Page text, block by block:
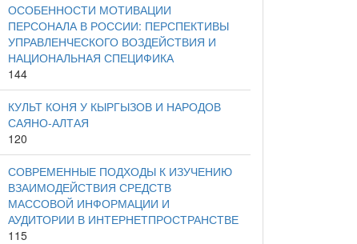
ОСОБЕННОСТИ МОТИВАЦИИ
ПЕРСОНАЛА В РОССИИ: ПЕРСПЕКТИВЫ
УПРАВЛЕНЧЕСКОГО ВОЗДЕЙСТВИЯ И
НАЦИОНАЛЬНАЯ СПЕЦИФИКА
144
КУЛЬТ КОНЯ У КЫРГЫЗОВ И НАРОДОВ
САЯНО-АЛТАЯ
120
СОВРЕМЕННЫЕ ПОДХОДЫ К ИЗУЧЕНИЮ
ВЗАИМОДЕЙСТВИЯ СРЕДСТВ
МАССОВОЙ ИНФОРМАЦИИ И
АУДИТОРИИ В ИНТЕРНЕТПРОСТРАНСТВЕ
115